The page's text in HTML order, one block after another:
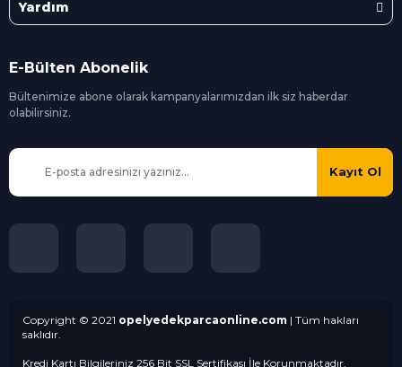
Yardım
E-Bülten Abonelik
Bültenimize abone olarak kampanyalarımızdan ilk siz haberdar
olabilirsiniz.
Kayıt Ol
Copyright © 2021 opelyedekparcaonline.com | Tüm hakları
saklıdır.
Kredi Kartı Bilgileriniz 256 Bit SSL Sertifikası İle Korunmaktadır.